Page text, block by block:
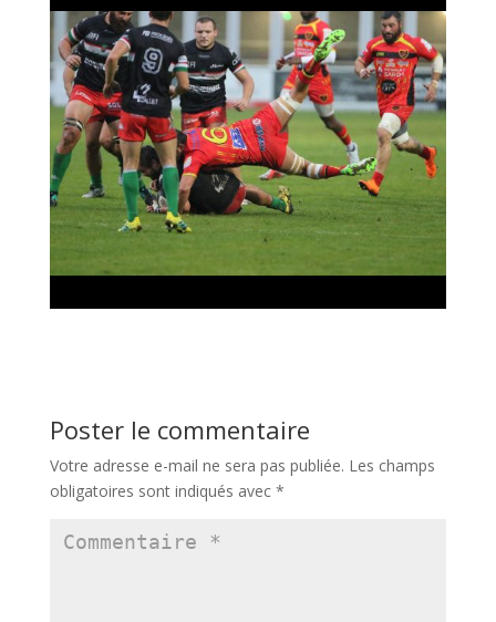
Poster le commentaire
Votre adresse e-mail ne sera pas publiée. Les champs
obligatoires sont indiqués avec *